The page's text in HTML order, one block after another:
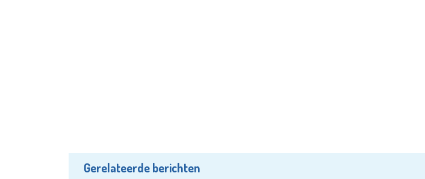
Gerelateerde berichten